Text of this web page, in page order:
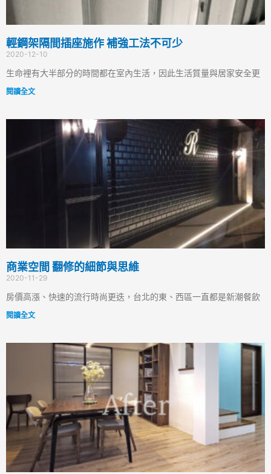
輕鋼架隔間插座施作 補強工法不可少
2020-12-10
生命裡有大半部分的時間都在室內生活，因此生活質量與居家安全更
閱讀全文
商業空間 翻修的細節與思維
2020-11-29
房價高漲、快速的流行時尚更迭，台北的東、西區一直都是新潮餐飲
閱讀全文